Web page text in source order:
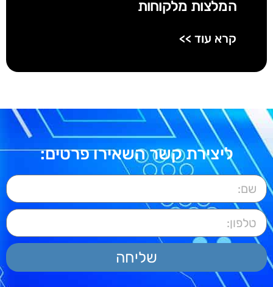
המלצות מלקוחות
קרא עוד >>
ליצירת קשר השאירו פרטים:
שליחה